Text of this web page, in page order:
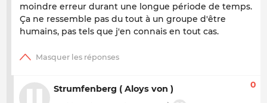
moindre erreur durant une longue période de temps.
Ça ne ressemble pas du tout à un groupe d'être
humains, pas tels que j'en connais en tout cas.
Strumfenberg ( Aloys von ) 0